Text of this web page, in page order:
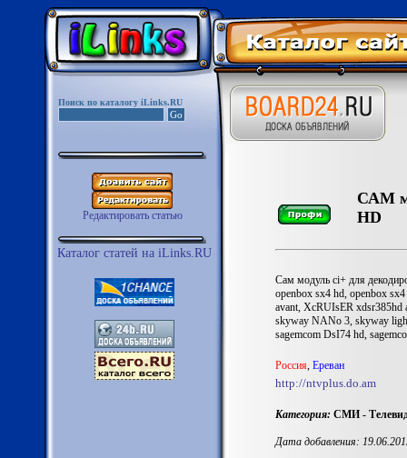
Поиск по каталогу iLinks.RU
Редактировать статью
Каталог статей на iLinks.RU
САМ
HD
Сам модуль ci+ для
openbox sx4 hd, openbox
avant, XcRUIsER
skyway NANo 3, skyway
sagemcom DsI74 hd,
Роccия, Ереван
http://ntvplus.do.am
Категория: СМИ -
Дата добавления: